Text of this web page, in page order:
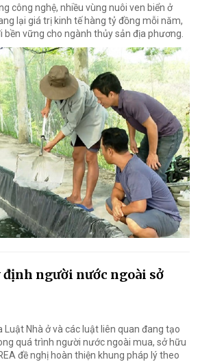
công nghệ, nhiều vùng nuôi ven biển ở
lại giá trị kinh tế hàng tỷ đồng mỗi năm,
vững cho ngành thủy sản địa phương.
người nước ngoài sở
Luật Nhà ở và các luật liên quan đang tạo
quá trình người nước ngoài mua, sở hữu
đề nghị hoàn thiện khung pháp lý theo